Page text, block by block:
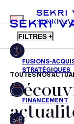
FR EN
MENU
SEKRI
FILTRES +
Fusions-
Financement
TOUTES NOS